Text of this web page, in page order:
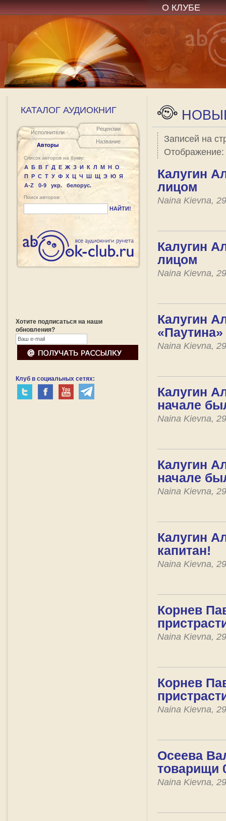
О КЛУБЕ
КАТАЛОГ АУДИОКНИГ
Исполнители
Авторы
Рецензии
Название
Список авторов на букву:
А Б В Г Д Е Ж З И К Л М Н О
П Р С Т У Ф Х Ц Ч Ш Щ Э Ю Я
A-Z
0-9 укр. белорус.
Поиск авторов:
НАЙТИ!
Хотите подписаться на наши
обновления?
Клуб в социальных сетях:
Записей на
Отображение:
Калугин
лицом
Naina Kievna,
Калугин
лицом
Naina Kievna,
Калугин
«Паутина»
Naina Kievna,
Калугин
начале
Naina Kievna,
Калугин
начале
Naina Kievna,
Калугин
капитан!
Naina Kievna,
Корнев
Naina Kievna,
Корнев
Naina Kievna,
Осеева
товарищи
Naina Kievna,